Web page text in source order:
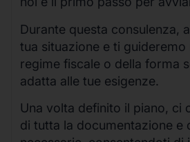
Durante questa consulenza,
tua situazione e ti guideremo
regime fiscale o della forma
adatta alle tue esigenze.
Una volta definito il piano, ci
di tutta la documentazione e